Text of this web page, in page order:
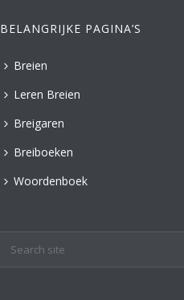
BELANGRIJKE PAGINA’S
Breien
Leren Breien
Breigaren
Breiboeken
Woordenboek